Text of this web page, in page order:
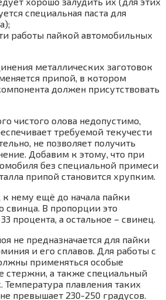
специальная паста для
работы пайкой автомобильных
металлических заготовок
припой, в котором
должен присутствовать
чистого олова недопустимо,
требуемой текучести
не позволяет получить
Добавим к этому, что при
без специальной примеси
припой становится хрупким.
к нему ещё до начала пайки
свинца. В пропорции это
процента, а остальное – свинец.
не предназначается для пайки
и его сплавов. Для работы с
применяться особые
стержни, а также специальный
плавления таких
превышает 230-250 градусов.